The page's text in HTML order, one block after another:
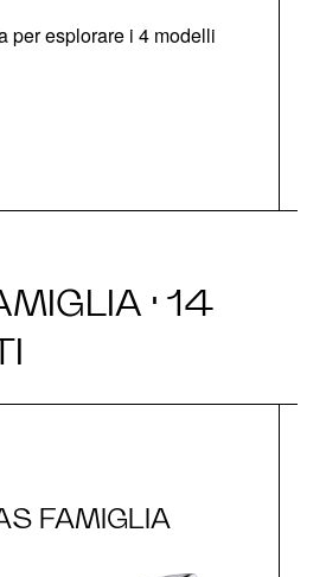
per esplorare i 4 modelli
· 14
FAMIGLIA